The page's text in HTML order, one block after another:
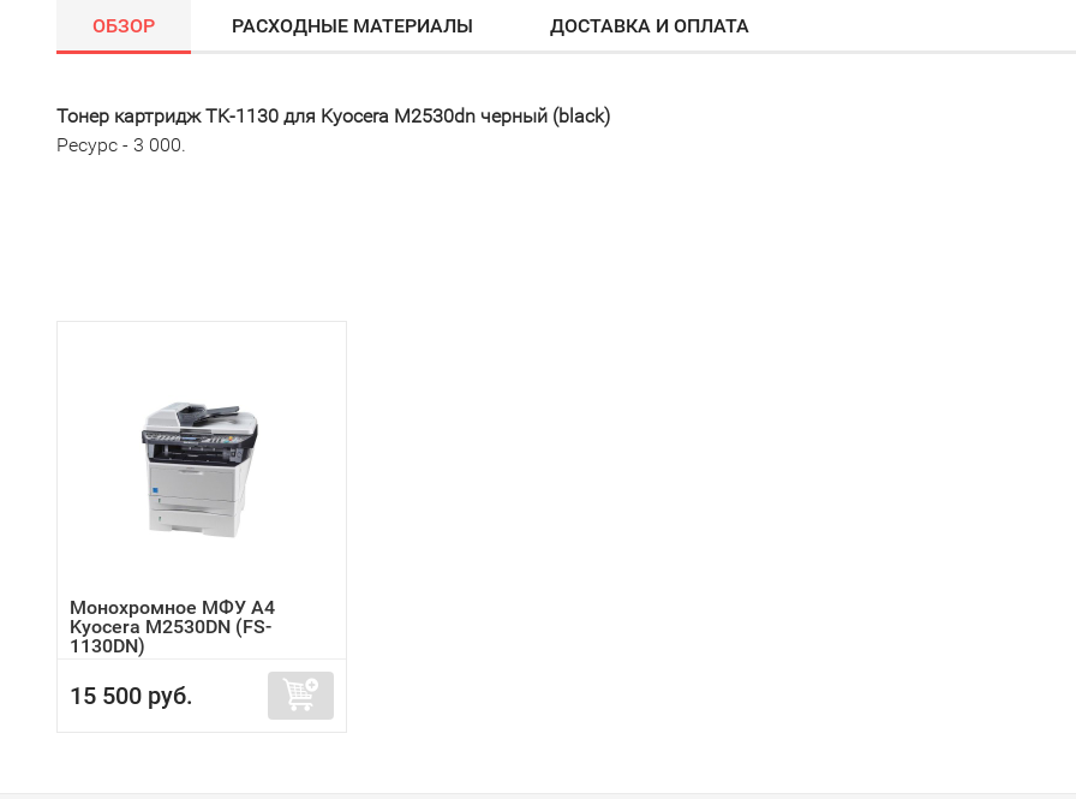
ОБЗОР РАСХОДНЫЕ МАТЕРИАЛЫ ДОСТАВКА И ОПЛАТА
Тонер картридж TK-1130 для Kyocera M2530dn черный (black)
Ресурс - 3 000.
Монохромное МФУ A4
Kyocera M2530DN (FS-
1130DN)
15 500 руб.